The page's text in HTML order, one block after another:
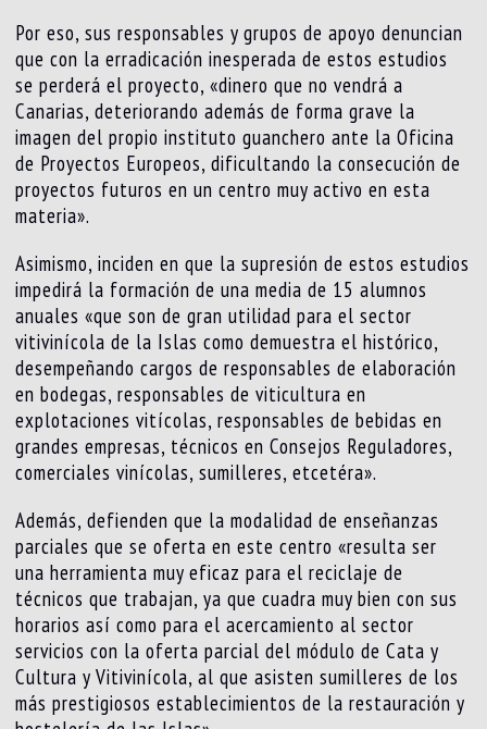
Por eso, sus responsables y grupos de apoyo denuncian
que con la erradicación inesperada de estos estudios
se perderá el proyecto, «dinero que no vendrá a
Canarias, deteriorando además de forma grave la
imagen del propio instituto guanchero ante la Oficina
de Proyectos Europeos, dificultando la consecución de
proyectos futuros en un centro muy activo en esta
materia».
Asimismo, inciden en que la supresión de estos estudios
impedirá la formación de una media de 15 alumnos
anuales «que son de gran utilidad para el sector
vitivinícola de la Islas como demuestra el histórico,
desempeñando cargos de responsables de elaboración
en bodegas, responsables de viticultura en
explotaciones vitícolas, responsables de bebidas en
grandes empresas, técnicos en Consejos Reguladores,
comerciales vinícolas, sumilleres, etcetéra».
Además, defienden que la modalidad de enseñanzas
parciales que se oferta en este centro «resulta ser
una herramienta muy eficaz para el reciclaje de
técnicos que trabajan, ya que cuadra muy bien con sus
horarios así como para el acercamiento al sector
servicios con la oferta parcial del módulo de Cata y
Cultura y Vitivinícola, al que asisten sumilleres de los
más prestigiosos establecimientos de la restauración y